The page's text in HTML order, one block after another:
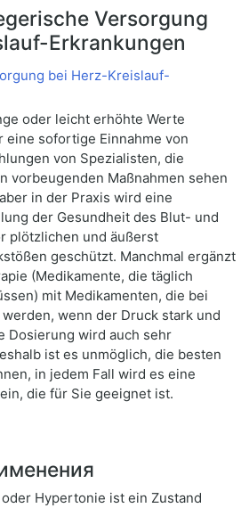
Versorgung
Erkrankungen
oder leicht erhöhte Werte
sofortige Einnahme von
von Spezialisten, die
vorbeugenden Maßnahmen sehen
in der Praxis wird eine
der Gesundheit des Blut- und
plötzlichen und äußerst
geschützt. Manchmal ergänzt
(Medikamente, die täglich
mit Medikamenten, die bei
wenn der Druck stark und
Dosierung wird auch sehr
ist es unmöglich, die besten
in jedem Fall wird es eine
die für Sie geeignet ist.
Hypertonie ist ein Zustand